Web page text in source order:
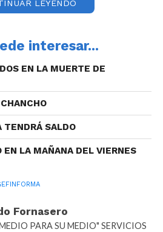
en los pisos más altos.
Nacional de Prevención
se registró a las
de San Luis, 198 kilómetros al
Mendoza y 60 kilómetros al
mendocina de Paz.
LEYENDO
interesar...
EN LA MUERTE DE
TENDRÁ SALDO
LA MAÑANA DEL VIERNES
Fornasero
PARA SU MEDIO" SERVICIOS